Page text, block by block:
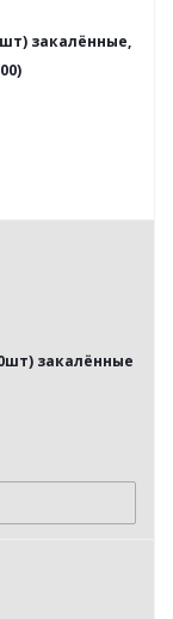
закалённые,
закалённые